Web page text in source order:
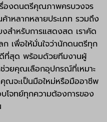
องดนตรีคุณภาพครบวงจร
าหลากหลายประเภท รวมถึง
สำหรับการแสดงสด เราคัด
ก เพื่อให้มั่นใจว่านักดนตรีทุก
ที่สุด พร้อมด้วยทีมงานผู้
ช่วยคุณเลือกอุปกรณ์ที่เหมาะ
ณจะเป็นมือใหม่หรือมืออาชีพ
โจทย์ทุกความต้องการของ